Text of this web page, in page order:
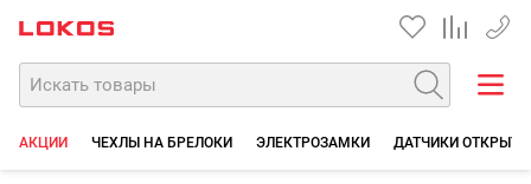
+7
АКЦИИ ЧЕХЛЫ НА БРЕЛОКИ ЭЛЕКТРОЗАМКИ ДАТЧИКИ